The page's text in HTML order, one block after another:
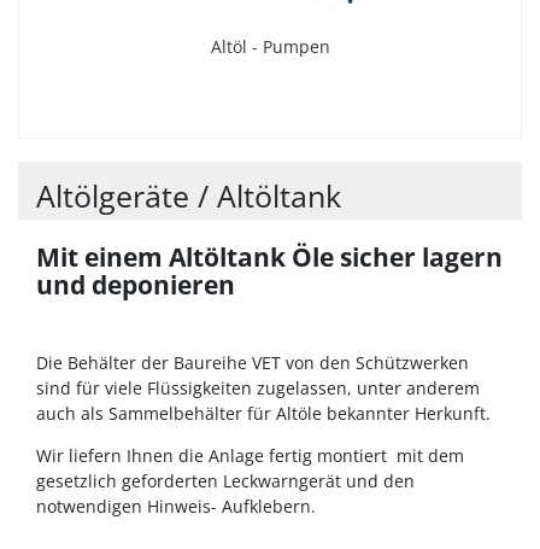
Altöl - Pumpen
Altölgeräte / Altöltank
Mit einem Altöltank Öle sicher lagern
und deponieren
Die Behälter der Baureihe VET von den Schützwerken
sind für viele Flüssigkeiten zugelassen, unter anderem
auch als Sammelbehälter für Altöle bekannter Herkunft.
Wir liefern Ihnen die Anlage fertig montiert mit dem
gesetzlich geforderten Leckwarngerät und den
notwendigen Hinweis- Aufklebern.